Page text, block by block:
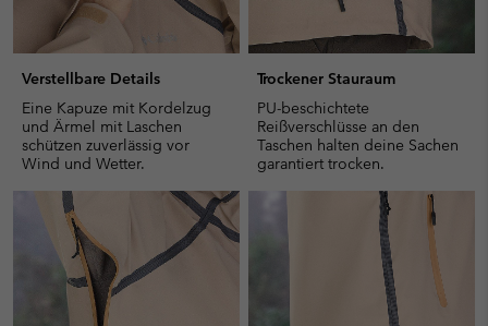
Verstellbare Details
Eine Kapuze mit Kordelzug
und Ärmel mit Laschen
schützen zuverlässig vor
Wind und Wetter.
Trockener Stauraum
PU-beschichtete
Reißverschlüsse an den
Taschen halten deine Sachen
garantiert trocken.